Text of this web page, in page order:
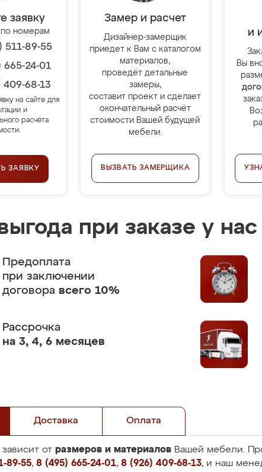
заявку
по номерам
511-89-55
665-24-01
409-68-13
на сайте для
и
расчёта
ЗАЯВКУ
Замер и расчет
Дизайнер-замерщик
приедет к Вам с каталогом
материалов,
проведёт детальные
замеры,
составит проект и сделает
окончательный расчёт
стоимости Вашей будущей
мебели.
ВЫЗВАТЬ ЗАМЕРЩИКА
и
Вы
при заказе у нас
Предоплата
при заключении
договора всего 10%
Рассрочка
на 3, 4, 6 месяцев
Доставка Оплата
от размеров и материалов Вашей мебели.
89-55, 8 (495) 665-24-01, 8 (926) 409-68-13, и наш